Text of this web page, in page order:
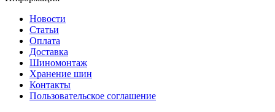
Новости
Статьи
Оплата
Доставка
Шиномонтаж
Хранение шин
Контакты
Пользовательское соглашение